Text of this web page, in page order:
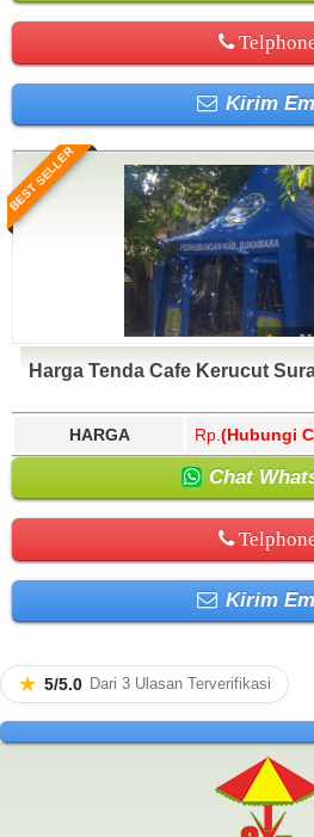
Kirim
BEST SELLER
Harga Tenda Cafe Kerucut
HARGA Rp. (Hubungi
Chat
Kirim
★ 5/5.0 Dari 3 Ulasan Terverifikasi